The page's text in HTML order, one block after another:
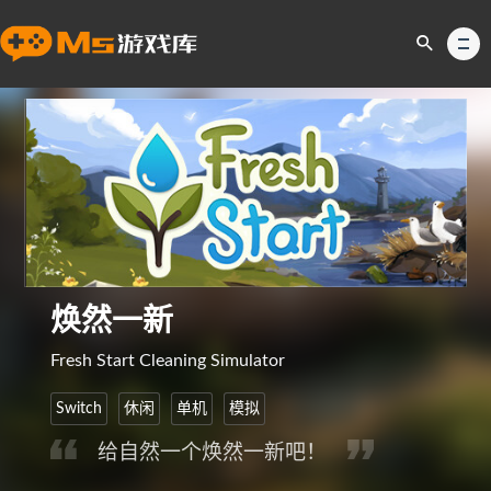
焕然一新
Fresh Start Cleaning Simulator
Switch 休闲 单机 模拟
给自然一个焕然一新吧！